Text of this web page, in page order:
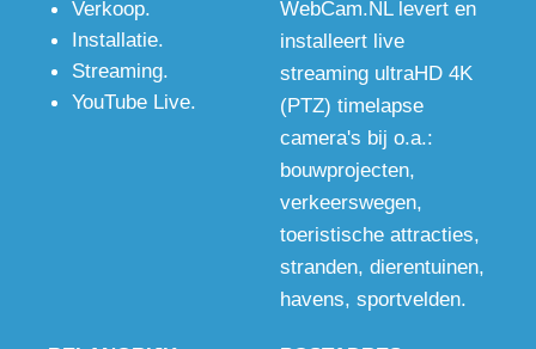
én
bewakingscamera
voor op de
bouwplaats
pixels,
wanneer de
kwaliteit
gewenst is,
ook in het
donker.
met
microfoon
en stereo
audio
ingang voor
uitstekend
beeld en
geluid.
Verkoop.
Installatie.
Streaming.
YouTube Live.
WebCam.NL levert en
installeert live
streaming ultraHD 4K
(PTZ) timelapse
camera's bij o.a.:
bouwprojecten,
verkeerswegen,
toeristische attracties,
stranden, dierentuinen,
havens, sportvelden.